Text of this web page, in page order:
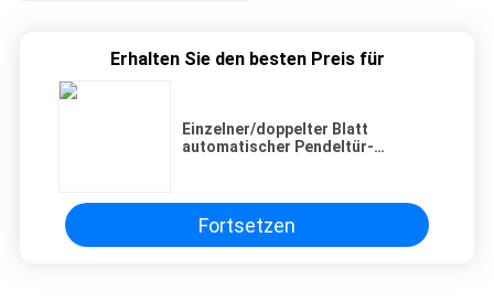
SITEMAP
Erhalten Sie den besten Preis für
Einzelner/doppelter Blatt
automatischer Pendeltür-
Fortsetzen